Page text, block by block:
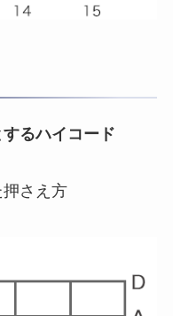
るハイコード
さえ方